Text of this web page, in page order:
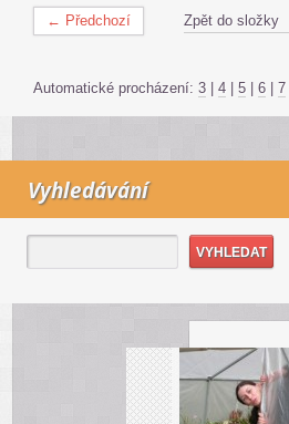
← Předchozí Zpět do složky
Automatické procházení: 3 | 4 | 5 | 6 | 7
Vyhledávání